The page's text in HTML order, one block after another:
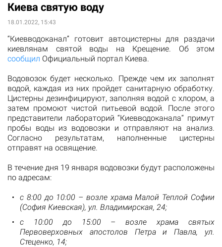
Киева святую воду
18.01.2022, 15:43
“Киевводоканал” готовит автоцистерны для раздачи
киевлянам святой воды на Крещение. Об этом
сообщил Официальный портал Киева.
Водовозок будет несколько. Прежде чем их заполнят
водой, каждая из них пройдет санитарную обработку.
Цистерны дезинфицируют, заполняя водой с хлором, а
затем промоют чистой питьевой водой. После этого
представители лабораторий “Киевводоканала“ примут
пробы воды из водовозки и отправляют на анализ.
Согласно результатам, наполненные цистерны
отправят на освящение.
В течение дня 19 января водовозки будут расположены
по адресам:
с 8:00 до 10:00 – возле храма Малой Теплой Софии
(София Киевская), ул. Владимирская, 24;
с 10:00 до 15:00 – возле храма святых
Первоверховных апостолов Петра и Павла, ул.
Стеценко, 14;